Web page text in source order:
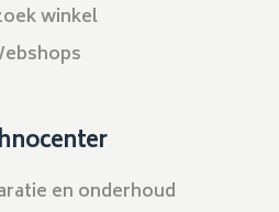
winkel
en onderhoud